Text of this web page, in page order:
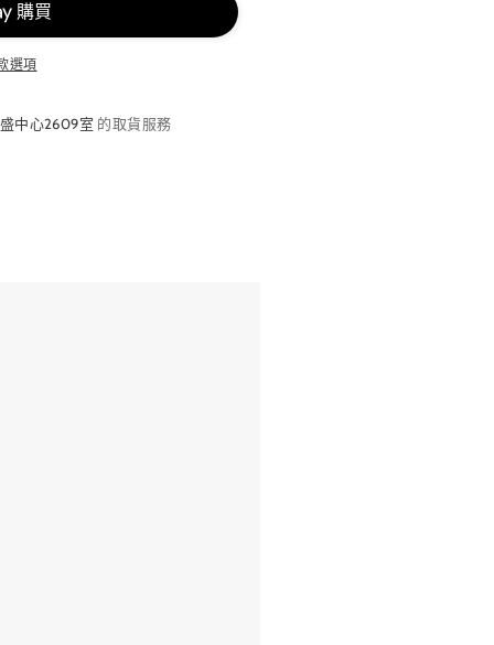
選項
中心2609室 的取貨服務